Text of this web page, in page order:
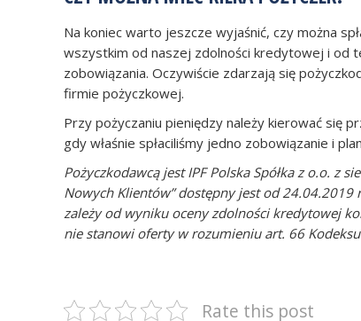
Na koniec warto jeszcze wyjaśnić, czy można
wszystkim od naszej zdolności kredytowej i od
zobowiązania. Oczywiście zdarzają się
firmie pożyczkowej.
Przy pożyczaniu pieniędzy należy kierować się
gdy właśnie spłaciliśmy jedno zobowiązanie i
Pożyczkodawcą jest IPF Polska Spółka z o.o. z
Nowych Klientów” dostępny jest od 24.04.2019
zależy od wyniku oceny zdolności kredytowej
nie stanowi oferty w rozumieniu art. 66
Rate this post